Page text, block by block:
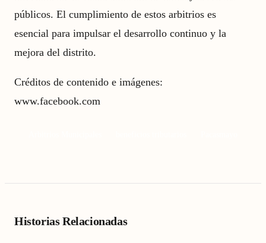
públicos. El cumplimiento de estos arbitrios es
esencial para impulsar el desarrollo continuo y la
mejora del distrito.
Créditos de contenido e imágenes:
www.facebook.com
Historias Relacionadas